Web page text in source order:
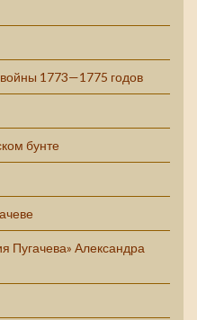
1773—1775 годов
бунте
Пугачева» Александра